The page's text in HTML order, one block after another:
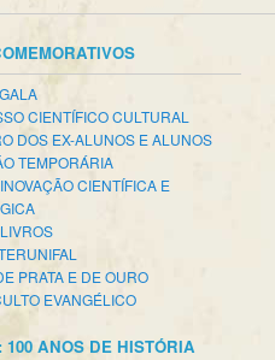
CIENTÍFICO CULTURAL
DOS EX-ALUNOS E ALUNOS
TEMPORÁRIA
CIENTÍFICA E
PRATA E DE OURO
EVANGÉLICO
100 ANOS DE HISTÓRIA